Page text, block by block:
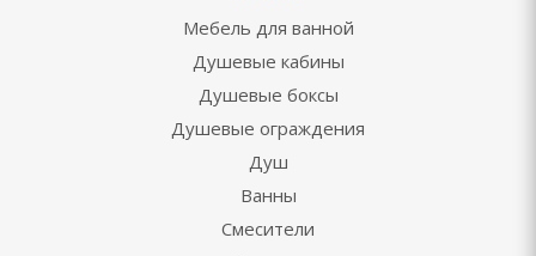
Мебель для ванной
Душевые кабины
Душевые боксы
Душевые ограждения
Душ
Ванны
Смесители